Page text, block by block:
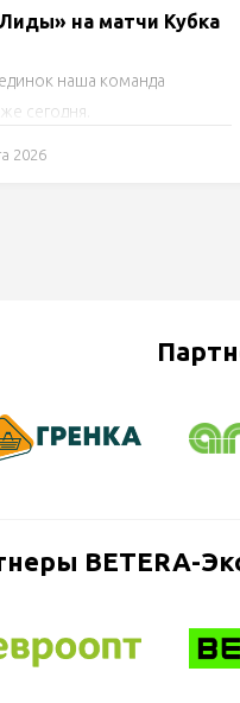
на матчи Кубка
наша команда
сегодня.
2026
BETERA-